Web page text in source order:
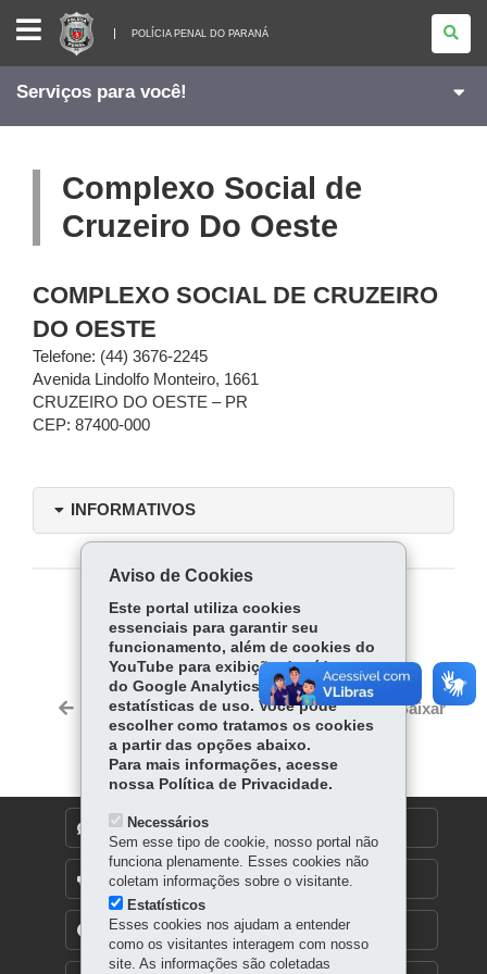
POLÍCIA
PENAL
DO
PARANÁ
POLÍCIA PENAL DO PARANÁ
Serviços para você!
Complexo Social de
Cruzeiro Do Oeste
COMPLEXO SOCIAL DE CRUZEIRO
DO OESTE
Telefone: (44) 3676-2245
Avenida Lindolfo Monteiro, 1661
CRUZEIRO DO OESTE – PR
CEP: 87400-000
INFORMATIVOS
COMPARTILHE:
Fa
ce
bo
ok
Tw
er
W
ha
ts
Ap
Voltar Início Imprimir Baixar
DENUNCIE CORRUPÇÃO
OUVIDORIA
TRANSPARÊNCIA INSTITUCIONAL
Aviso de Cookies
Este portal utiliza cookies
essenciais para garantir seu
funcionamento, além de cookies do
YouTube para exibição de vídeos e
do Google Analytics para coleta de
estatísticas de uso. Você pode
escolher como tratamos os cookies
a partir das opções abaixo.
Para mais informações, acesse
nossa Política de Privacidade.
Necessários
Sem esse tipo de cookie, nosso portal não
funciona plenamente. Esses cookies não
coletam informações sobre o visitante.
Estatísticos
Esses cookies nos ajudam a entender
como os visitantes interagem com nosso
site. As informações são coletadas